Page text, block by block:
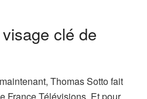
clé de
Thomas Sotto fait
France Télévisions. Et pour